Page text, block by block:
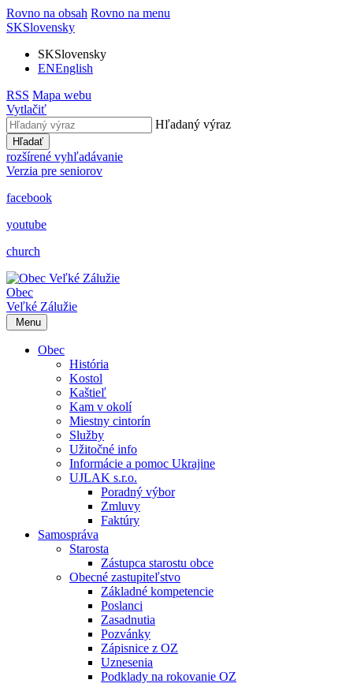
Rovno na obsah Rovno na menu
SKSlovensky
SKSlovensky
ENEnglish
RSS Mapa webu
Vytlačiť
Hľadaný výraz
Hľadať
rozšírené vyhľadávanie
Verzia pre seniorov
facebook
youtube
church
Obec
Veľké Zálužie
Menu
Obec
História
Kostol
Kaštieľ
Kam v okolí
Miestny cintorín
Služby
Užitočné info
Informácie a pomoc Ukrajine
UJLAK s.r.o.
Poradný výbor
Zmluvy
Faktúry
Samospráva
Starosta
Zástupca starostu obce
Obecné zastupiteľstvo
Základné kompetencie
Poslanci
Zasadnutia
Pozvánky
Zápisnice z OZ
Uznesenia
Podklady na rokovanie OZ